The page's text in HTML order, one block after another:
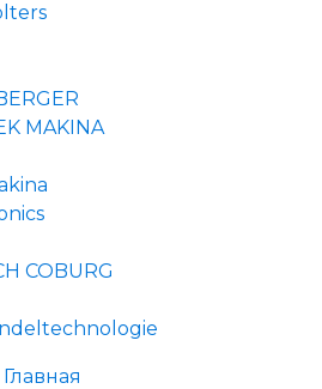
MAKINA
COBURG
Главная